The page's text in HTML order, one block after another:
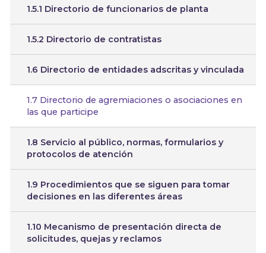
1.5.1 Directorio de funcionarios de planta
1.5.2 Directorio de contratistas
1.6 Directorio de entidades adscritas y vinculada
1.7 Directorio de agremiaciones o asociaciones en
las que participe
1.8 Servicio al público, normas, formularios y
protocolos de atención
1.9 Procedimientos que se siguen para tomar
decisiones en las diferentes áreas
1.10 Mecanismo de presentación directa de
solicitudes, quejas y reclamos